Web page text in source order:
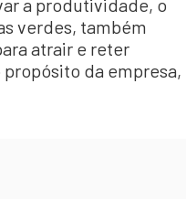
a produtividade, o
verdes, também
atrair e reter
da empresa,